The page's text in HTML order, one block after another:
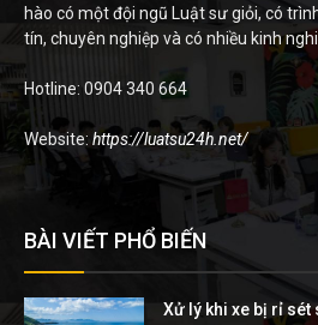
hào có một đội ngũ Luật sư giỏi, có
tín, chuyên nghiệp và có nhiều kinh
Hotline: 0904 340 664
Website: https://luatsu24h.net/
BÀI VIẾT PHỔ BIẾN
Xử lý khi xe bị rỉ sét